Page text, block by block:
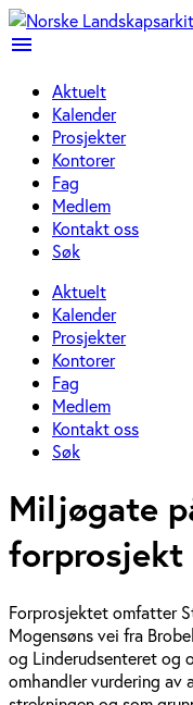
menu
Aktuelt
Kalender
Prosjekter
Kontorer
Fag
Medlem
Kontakt oss
Søk
Aktuelt
Kalender
Prosjekter
Kontorer
Fag
Medlem
Kontakt oss
Søk
Miljøgate
forprosjekt
Forprosjektet omfatter
Mogensøns vei fra
og Linderudsenteret og
omhandler vurdering